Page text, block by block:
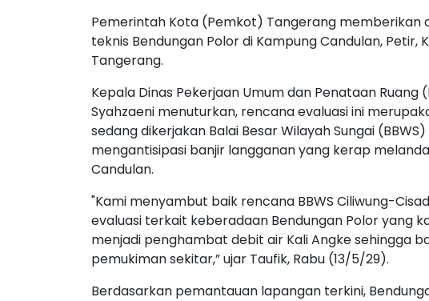
Pemerintah Kota (Pemkot) Tangerang memberikan
teknis Bendungan Polor di Kampung Candulan, Petir,
Tangerang.
Kepala Dinas Pekerjaan Umum dan Penataan Ruang
Syahzaeni menuturkan, rencana evaluasi ini
sedang dikerjakan Balai Besar Wilayah Sungai
mengantisipasi banjir langganan yang kerap
Candulan.
"Kami menyambut baik rencana BBWS Ciliwung-
evaluasi terkait keberadaan Bendungan Polor yang
menjadi penghambat debit air Kali Angke sehingga
pemukiman sekitar,” ujar Taufik, Rabu (13/5/29).
Berdasarkan pemantauan lapangan terkini,